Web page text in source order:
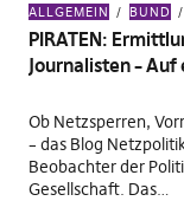
ALLGEMEIN BUND
PIRATEN:
Journalisten –
Ob Netzsperren,
– das Blog
Beobachter der
Gesellschaft. Das…